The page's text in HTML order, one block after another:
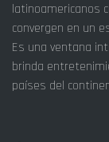
latinoamericanos
convergen en un
Es una ventana
brinda
países del